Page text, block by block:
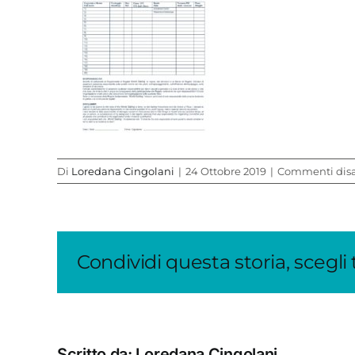
Di Loredana Cingolani | 24 Ottobre 2019 | Commenti
Condividi questa storia, scegli